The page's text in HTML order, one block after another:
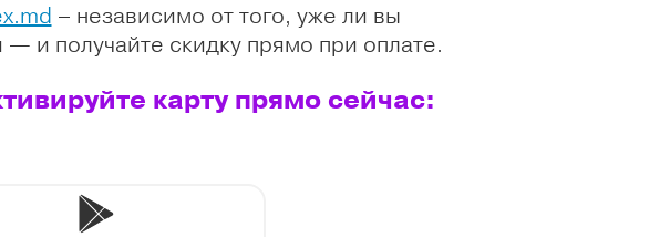
– независимо от того, уже ли вы
и получайте скидку прямо при оплате.
карту прямо сейчас: